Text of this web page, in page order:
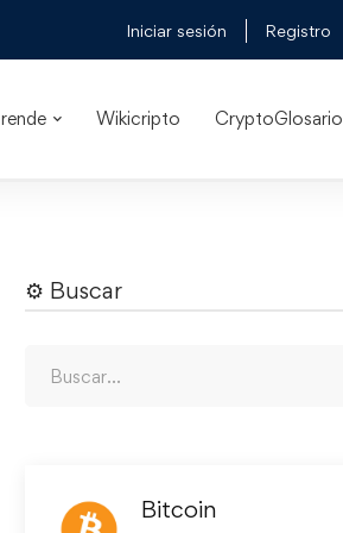
Iniciar sesión Registro
Wikicripto CryptoGlosario
⚙︎ Buscar
Bitcoin